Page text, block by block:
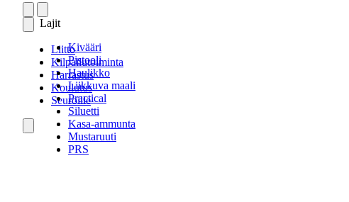
Lajit
Kivääri
Pistooli
Haulikko
Liikkuva maali
Practical
Siluetti
Kasa-ammunta
Mustaruuti
PRS
Liitto
Kilpailutoiminta
Harrastus
Koulutus
Seuroille